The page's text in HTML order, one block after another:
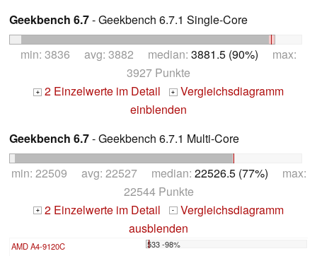
Geekbench 6.7- Geekbench 6.7.1 Single-Core
min: 3836 avg: 3882 median: 3881.5 (90%) max:
3927 Punkte
+ 2 Einzelwerte im Detail + Vergleichsdiagramm
einblenden
Geekbench 6.7- Geekbench 6.7.1 Multi-Core
min: 22509 avg: 22527 median: 22526.5 (77%) max:
22544 Punkte
+ 2 Einzelwerte im Detail - Vergleichsdiagramm
ausblenden
AMD A4-9120C 533 -98%